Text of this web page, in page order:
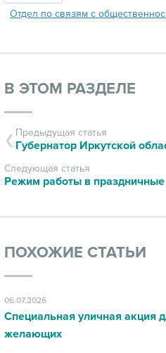
Отдел по связям с
В ЭТОМ РАЗДЕЛЕ
Предыдущая статья
Следующая статья
Режим работы в
ПОХОЖИЕ СТАТЬИ
06.07.2026
Специальная уличная акция
желающих